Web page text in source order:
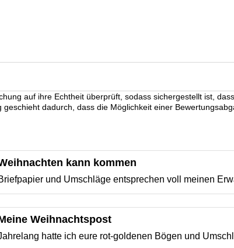
auf ihre Echtheit überprüft, sodass sichergestellt ist,
dadurch, dass die Möglichkeit einer
kann kommen
und Umschläge entsprechen voll meinen
Weihnachtspost
hatte ich eure rot-goldenen Bögen und